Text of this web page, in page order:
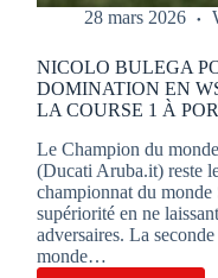
28 mars 2026
NICOLO BULEGA
DOMINATION EN
LA COURSE 1 À
Le Champion du
(Ducati Aruba.it) reste
championnat du monde
supériorité en ne
adversaires. La
monde…